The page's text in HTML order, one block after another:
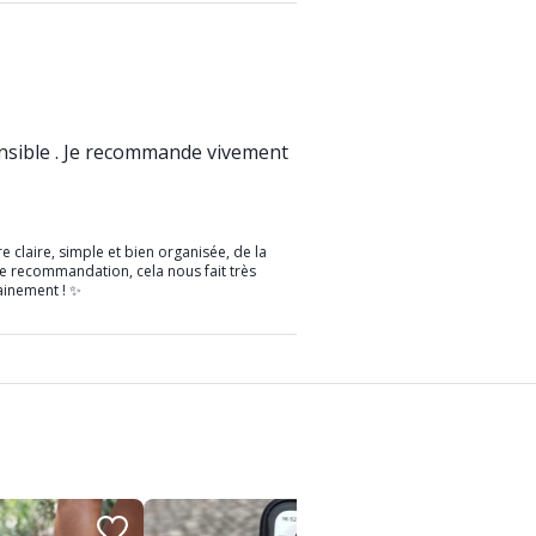
. Je recommande vivement
claire, simple et bien organisée, de la
recommandation, cela nous fait très
! ✨